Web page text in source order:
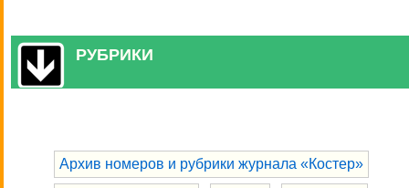
РУБРИКИ
Архив номеров и рубрики журнала «Костер»